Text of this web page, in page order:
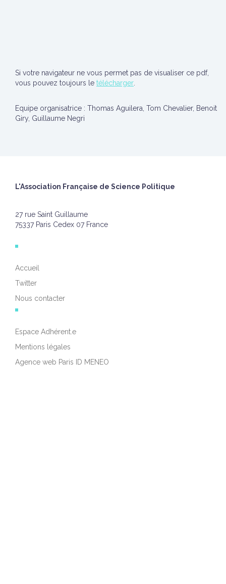
Si votre navigateur ne vous permet pas de visualiser ce pdf,
vous pouvez toujours le télécharger
Equipe organisatrice : Thomas Aguilera, Tom Chevalier, Benoit
Giry, Guillaume Negri
L'Association Française de Science Politique
27 rue Saint Guillaume
75337 Paris Cedex 07 France
Accueil
Twitter
Nous contacter
Espace Adhérent.e
Mentions légales
Agence web Paris ID MENEO